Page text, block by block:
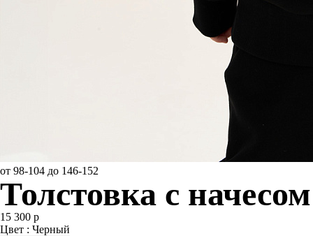
от 98-104 до 146-152
Толстовка с начесом
15 300 р
Цвет : Черный